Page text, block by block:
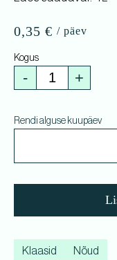
0,35 €
- +
Rendi alguse kuupäev
Klaasid Nõud